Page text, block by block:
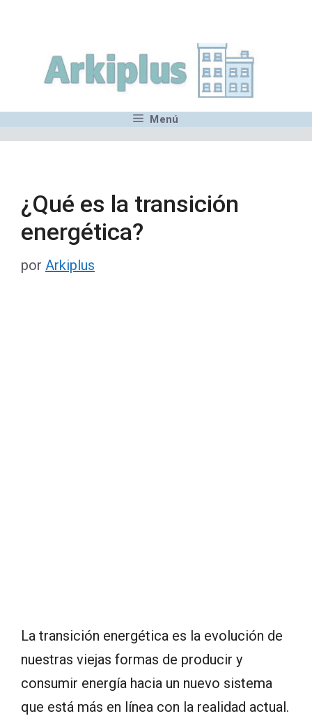
contenido
Menú
¿Qué es la transición
energética?
por Arkiplus
La transición energética es la evolución de
nuestras viejas formas de producir y
consumir energía hacia un nuevo sistema
que está más en línea con la realidad actual.